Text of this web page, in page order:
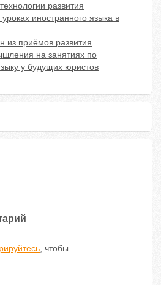
развития
уроках иностранного языка в
из приёмов развития
на занятиях по
у будущих юристов
, чтобы